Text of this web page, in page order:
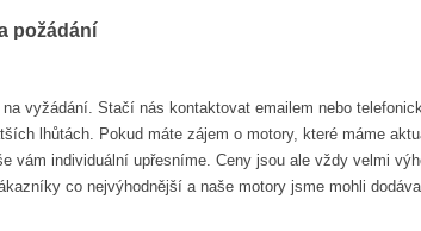
požádání
vyžádání. Stačí nás kontaktovat emailem nebo
lhůtách. Pokud máte zájem o motory, které máme
vám individuální upřesníme. Ceny jsou ale vždy velmi
co nejvýhodnější a naše motory jsme mohli